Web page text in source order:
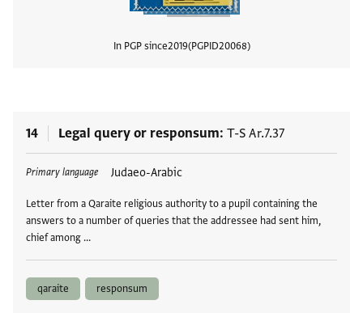
In PGP since2019 PGPID20068
14 Legal query or responsum T-S Ar.7.37
Primary language Judaeo-Arabic
Letter from a Qaraite religious authority to a pupil containing the
answers to a number of queries that the addressee had sent him,
chief among …
Tags
qaraite responsum